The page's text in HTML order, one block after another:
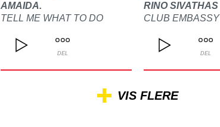
AMAIDA.
TELL ME WHAT TO DO
DEL
RINO SIVATHAS
CLUB EMBASSY
DEL
VIS FLERE